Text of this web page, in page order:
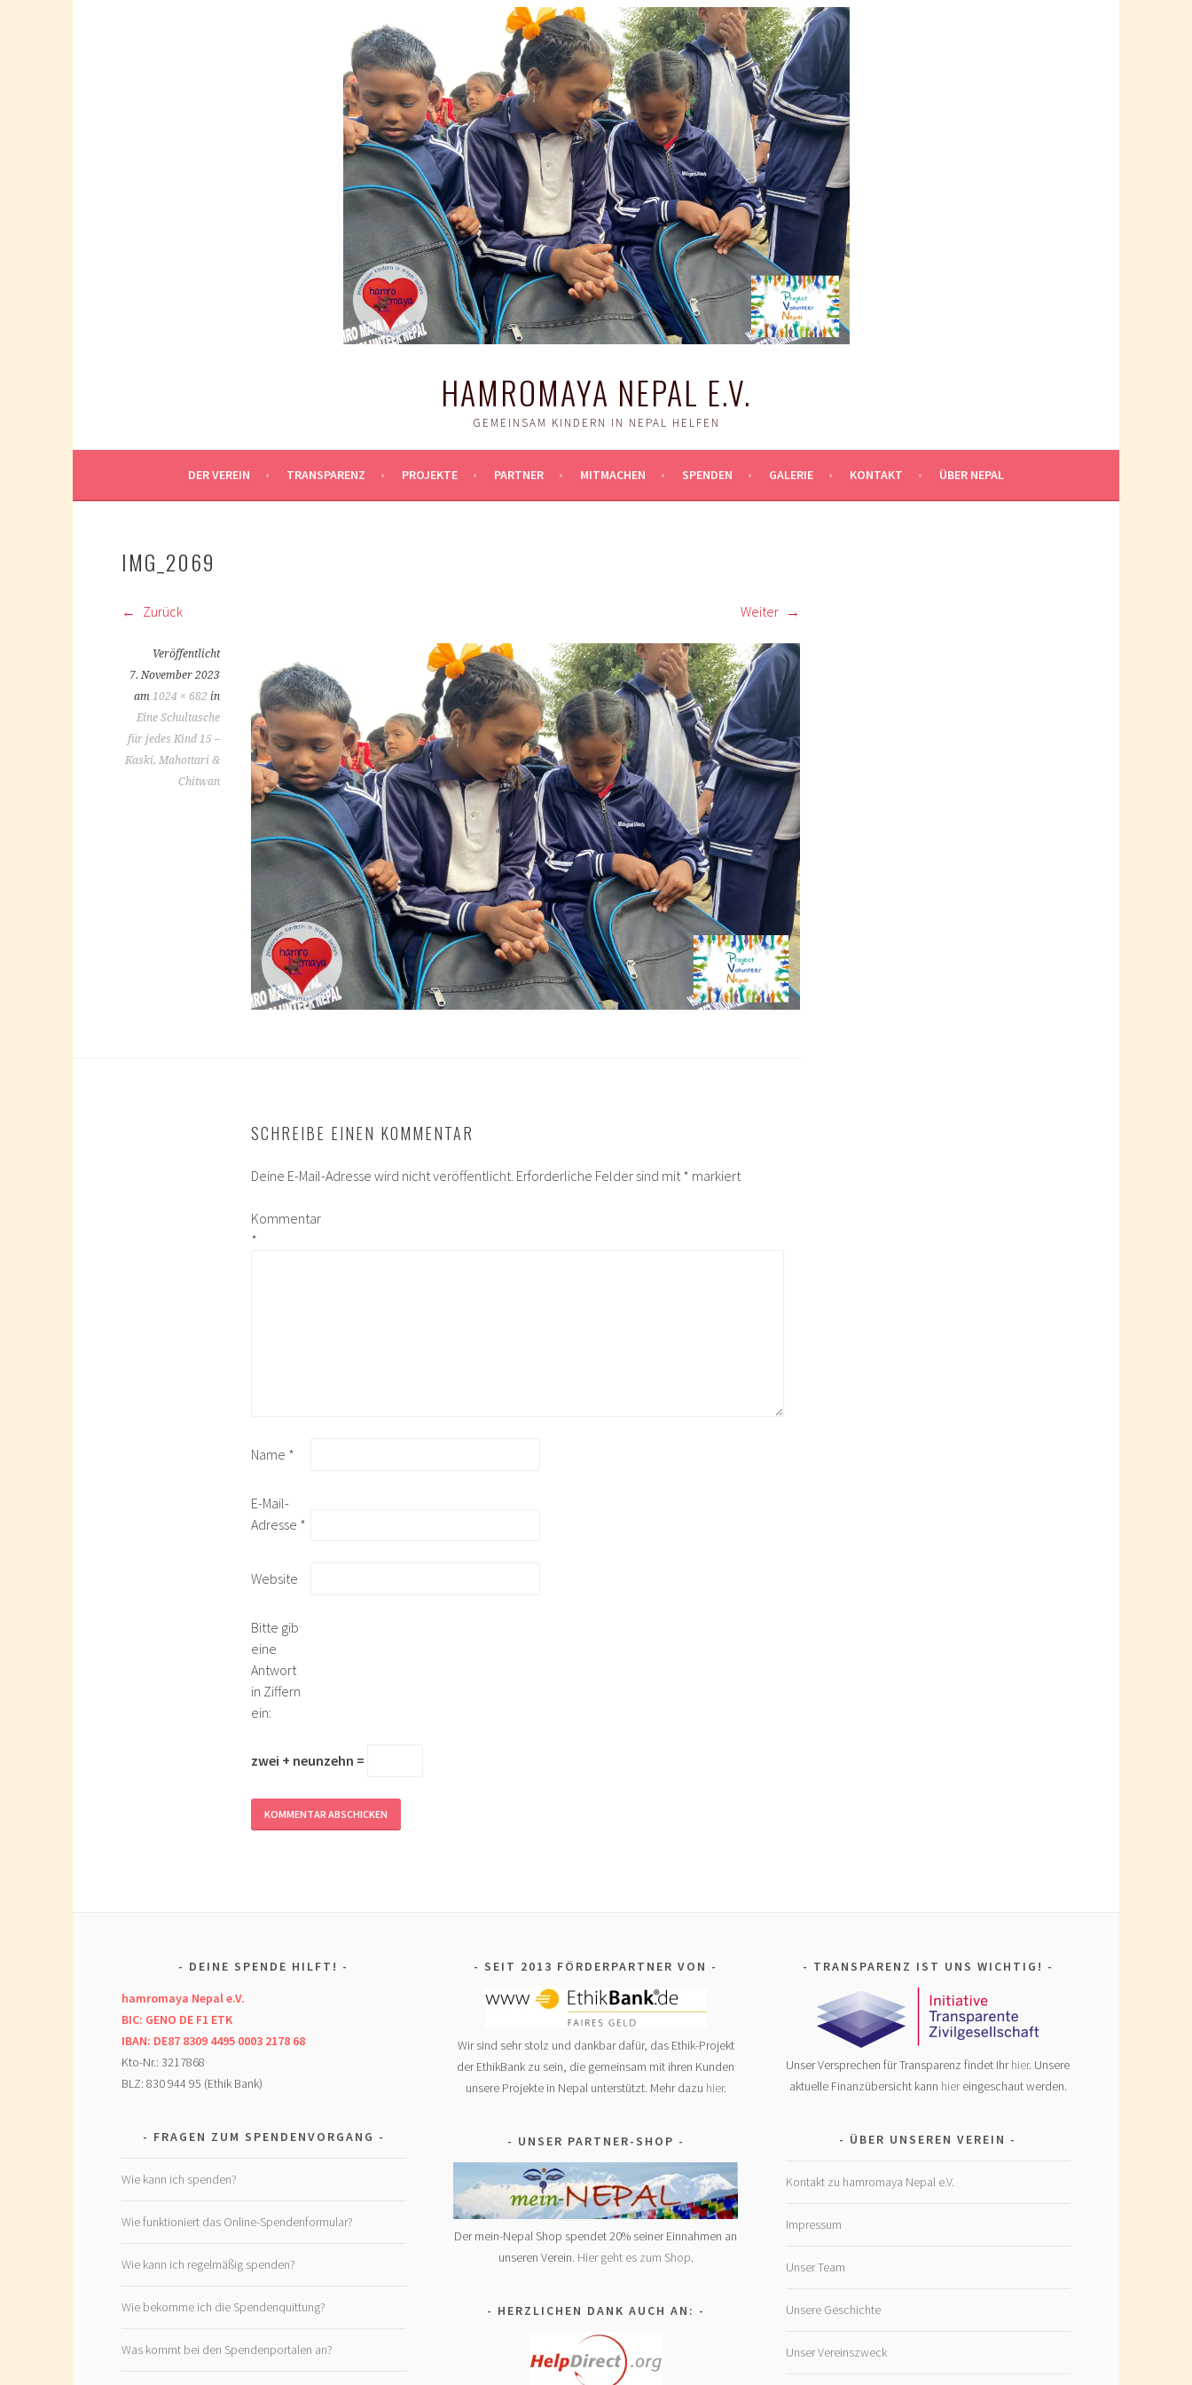
HAMROMAYA NEPAL E.V.
GEMEINSAM KINDERN IN NEPAL HELFEN
DER VEREIN TRANSPARENZ PROJEKTE PARTNER MITMACHEN SPENDEN GALERIE KONTAKT ÜBER NEPAL
IMG_2069
Zurück Weiter
Veröffentlicht
7. November 2023
am 1024 × 682 in
Eine Schultasche
für jedes Kind 15 –
Kaski, Mahottari &
Chitwan
SCHREIBE EINEN KOMMENTAR
Deine E-Mail-Adresse wird nicht veröffentlicht. Erforderliche Felder sind mit * markiert
Kommentar
*
Name *
E-Mail-
Adresse *
Website
Bitte gib
eine
Antwort
in Ziffern
ein:
zwei + neunzehn =
DEINE SPENDE HILFT!
hamromaya Nepal e.V.
BIC: GENO DE F1 ETK
IBAN: DE87 8309 4495 0003 2178 68
Kto-Nr.: 3217868
BLZ: 830 944 95 (Ethik Bank)
FRAGEN ZUM SPENDENVORGANG
Wie kann ich spenden?
Wie funktioniert das Online-Spendenformular?
Wie kann ich regelmäßig spenden?
Wie bekomme ich die Spendenquittung?
Was kommt bei den Spendenportalen an?
SEIT 2013 FÖRDERPARTNER VON
Wir sind sehr stolz und dankbar dafür, das Ethik-Projekt
der EthikBank zu sein, die gemeinsam mit ihren Kunden
unsere Projekte in Nepal unterstützt. Mehr dazu hier.
UNSER PARTNER-SHOP
Der mein-Nepal Shop spendet 20% seiner Einnahmen an
unseren Verein. Hier geht es zum Shop.
HERZLICHEN DANK AUCH AN:
TRANSPARENZ IST UNS WICHTIG!
Unser Versprechen für Transparenz findet Ihrhier. Unsere
aktuelle Finanzübersicht kann hiereingeschaut werden.
ÜBER UNSEREN VEREIN
Kontakt zu hamromaya Nepal e.V.
Impressum
Unser Team
Unsere Geschichte
Unser Vereinszweck